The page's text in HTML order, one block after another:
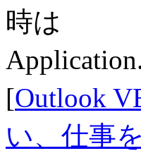
時は
[Outlook
い、仕事